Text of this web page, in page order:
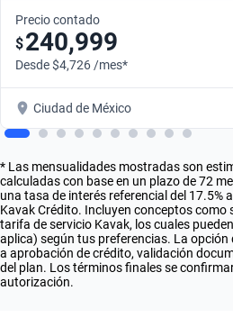
Precio contado
$240,999
Desde $4,726 /mes*
Ciudad de México
* Las mensualidades mostradas son
calculadas con base en un plazo de 72
una tasa de interés referencial del 17.5%
Kavak Crédito. Incluyen conceptos como
tarifa de servicio Kavak, los cuales
aplica) según tus preferencias. La
a aprobación de crédito, validación
del plan. Los términos finales se
autorización.